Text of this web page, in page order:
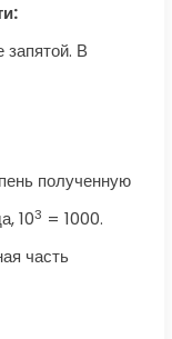
запятой. В
полученную
103 = 1000.
часть